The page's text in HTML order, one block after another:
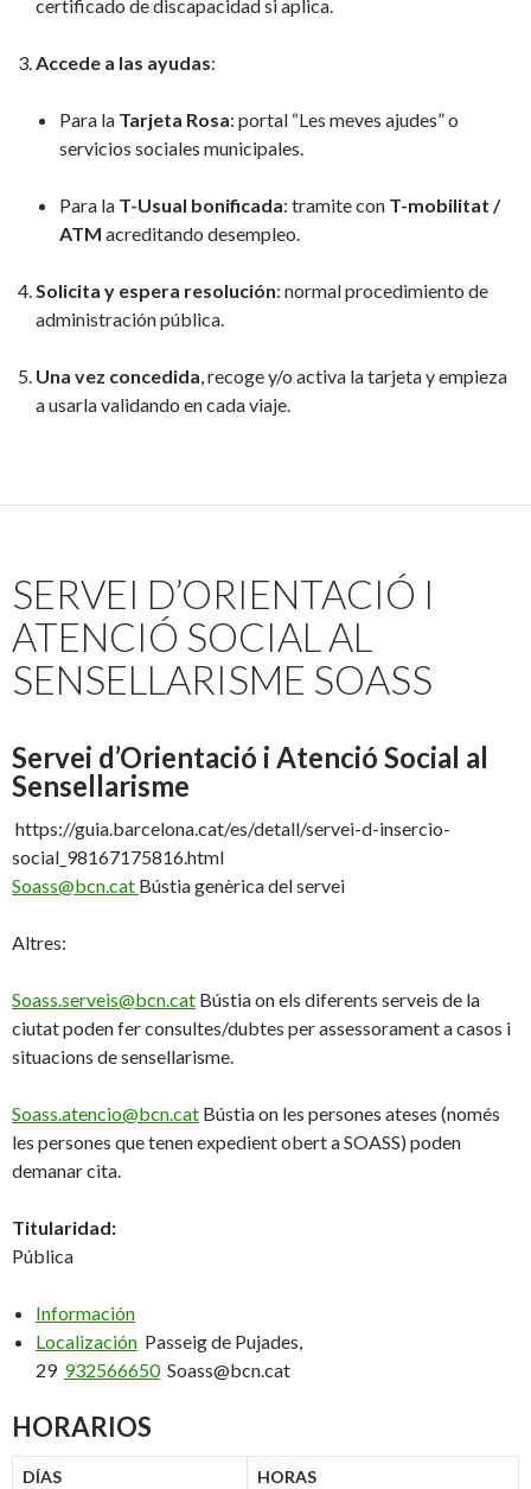
certificado de discapacidad si aplica.
Accede a las ayudas:
Para la Tarjeta Rosa: portal “Les meves ajudes” o
servicios sociales municipales.
Para la T-Usual bonificada: tramite con T-mobilitat /
ATM acreditando desempleo.
Solicita y espera resolución: normal procedimiento de
administración pública.
Una vez concedida, recoge y/o activa la tarjeta y empieza
a usarla validando en cada viaje.
SERVEI D’ORIENTACIÓ I
ATENCIÓ SOCIAL AL
SENSELLARISME SOASS
Servei d’Orientació i Atenció Social al
Sensellarisme
https://guia.barcelona.cat/es/detall/servei-d-insercio-
social_98167175816.html
Soass@bcn.cat Bústia genèrica del servei
Altres:
Soass.serveis@bcn.cat Bústia on els diferents serveis de la
ciutat poden fer consultes/dubtes per assessorament a casos i
situacions de sensellarisme.
Soass.atencio@bcn.cat Bústia on les persones ateses (només
les persones que tenen expedient obert a SOASS) poden
demanar cita.
Titularidad:
Pública
Información
Localización Passeig de Pujades,
29 932566650Soass@bcn.cat
HORARIOS
DÍAS HORAS